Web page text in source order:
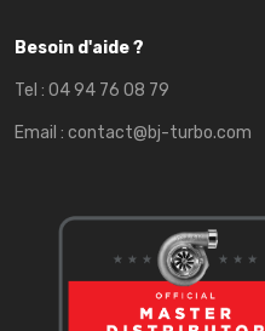
Besoin d'aide ?
Tel : 04 94 76 08 79
Email : contact@bj-turbo.com